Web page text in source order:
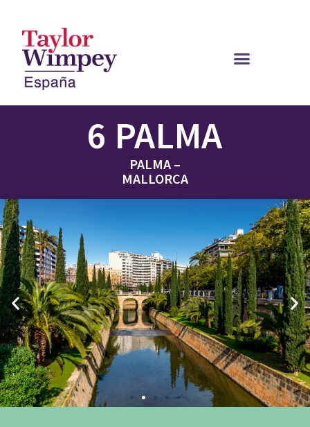
6 PALMA
PALMA –
MALLORCA